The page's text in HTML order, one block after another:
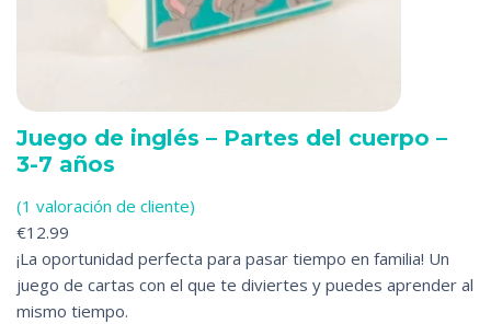
Juego de inglés – Partes del cuerpo –
3-7 años
(1 valoración de cliente)
€12.99
¡La oportunidad perfecta para pasar tiempo en familia! Un
juego de cartas con el que te diviertes y puedes aprender al
mismo tiempo.